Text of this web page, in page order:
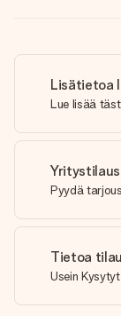
Lisätietoa
Lue lisää
Yritystilaus
Pyydä
Tietoa
Usein